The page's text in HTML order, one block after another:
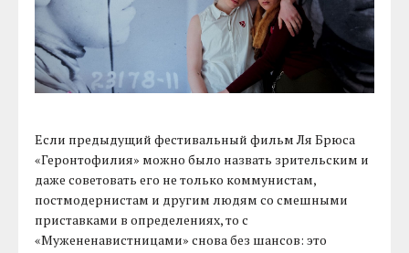
Если предыдущий фестивальный фильм Ля Брюса
«Геронтофилия» можно было назвать зрительским и
даже советовать его не только коммунистам,
постмодернистам и другим людям со смешными
приставками в определениях, то с
«Мужененавистницами» снова без шансов: это